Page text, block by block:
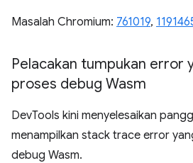
Masalah Chromium: 761019,
Pelacakan tumpukan error
proses debug Wasm
DevTools kini menyelesaikan
menampilkan stack trace error
debug Wasm.